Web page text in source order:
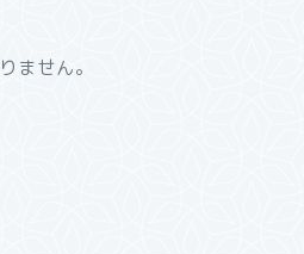
ません。